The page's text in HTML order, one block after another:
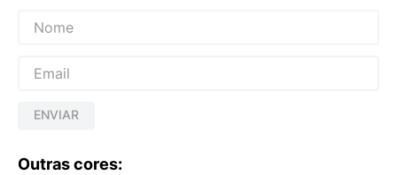
ENVIAR
Outras cores: